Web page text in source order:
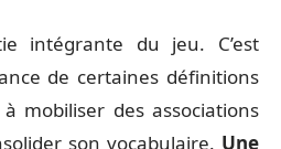
intégrante du jeu. C’est
de certaines définitions
mobiliser des associations
son vocabulaire. Une